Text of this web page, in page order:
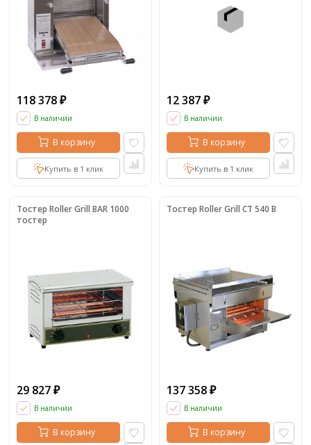
118 378 ₽
В наличии
В корзину
Купить в 1 клик
12 387 ₽
В наличии
В корзину
Купить в 1 клик
Тостер Roller Grill BAR 1000
тостер
29 827 ₽
В наличии
В корзину
Тостер Roller Grill CT 540 B
137 358 ₽
В наличии
В корзину